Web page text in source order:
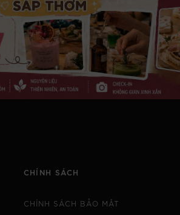
CHÍNH SÁCH
CHÍNH SÁCH BẢO MẬT